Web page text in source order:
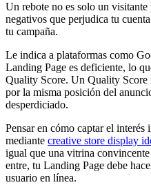
Un rebote no es solo un visitante
negativos que perjudica tu
tu campaña.
Le indica a plataformas como
Landing Page es deficiente, lo
Quality Score. Un Quality Score
por la misma posición del
desperdiciado.
Pensar en cómo captar el
mediante creative store display
igual que una vitrina
entre, tu Landing Page debe
usuario en línea.